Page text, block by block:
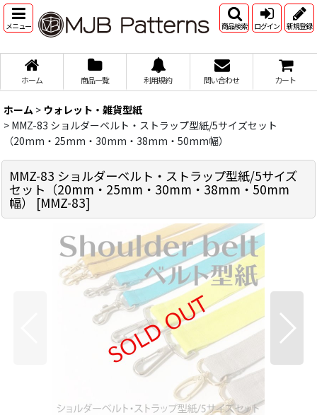
メニュー 商品検索 ログイン 新規登録
ホーム 商品一覧 利用規約 問い合わせ カート
ホーム > ウォレット・雑貨型紙
> MMZ-83 ショルダーベルト・ストラップ型紙/5サイズセット
（20mm・25mm・30mm・38mm・50mm幅）
MMZ-83 ショルダーベルト・ストラップ型紙/5サイズ
セット（20mm・25mm・30mm・38mm・50mm
幅） [MMZ-83]